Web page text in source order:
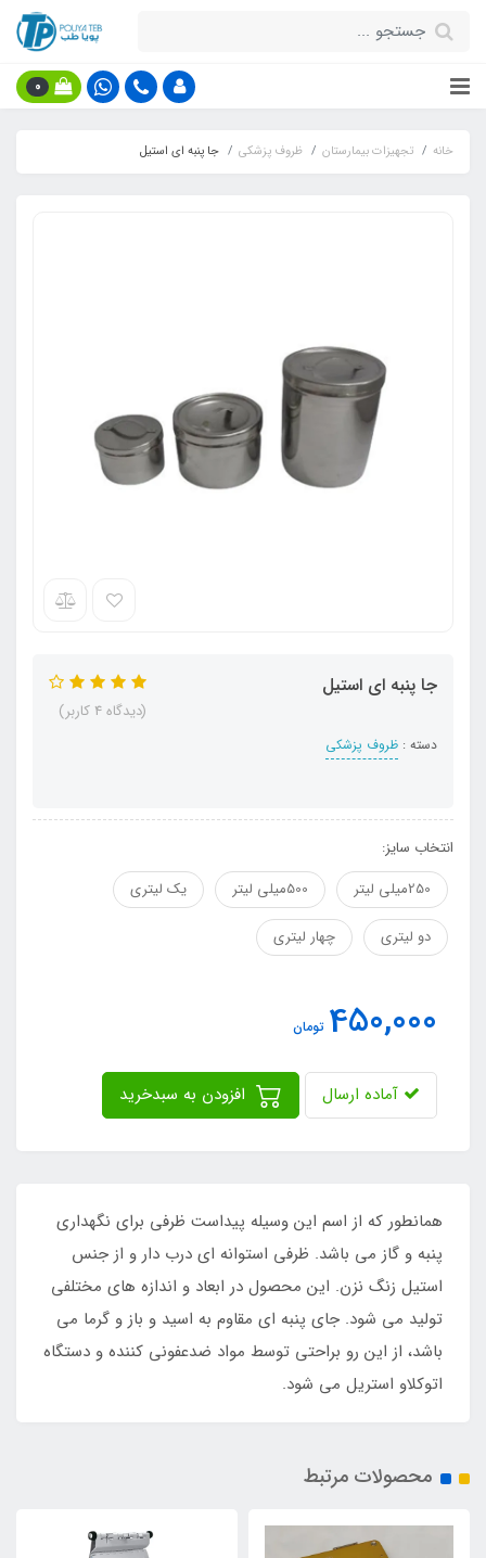
0
خانه تجهیزات بیمارستان ظروف پزشکی جا پنبه ای استیل
جا پنبه ای استیل
دسته : ظروف پزشکی
(دیدگاه 4 کاربر)
انتخاب سایز:
250میلی لیتر
500میلی لیتر یک لیتری
دو لیتری چهار لیتری
450,000 تومان
آماده ارسال
همانطور که از اسم این وسیله پیداست ظرفی برای نگهداری
پنبه و گاز می باشد. ظرفی استوانه ای درب دار و از جنس
استیل زنگ نزن. این محصول در ابعاد و اندازه های مختلفی
تولید می شود. جای پنبه ای مقاوم به اسید و باز و گرما می
باشد، از این رو براحتی توسط مواد ضدعفونی کننده و دستگاه
اتوکلاو استریل می شود.
محصولات مرتبط